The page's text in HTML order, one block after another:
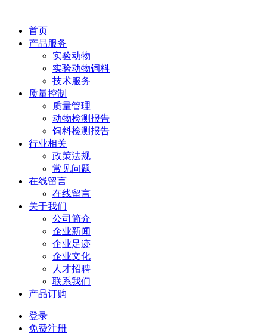
首页
产品服务
实验动物
实验动物饲料
技术服务
质量控制
质量管理
动物检测报告
饲料检测报告
行业相关
政策法规
常见问题
在线留言
在线留言
关于我们
公司简介
企业新闻
企业足迹
企业文化
人才招聘
联系我们
产品订购
登录
免费注册